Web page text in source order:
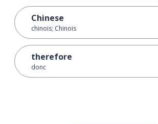
Chinese
chinois; Chinois
therefore
donc